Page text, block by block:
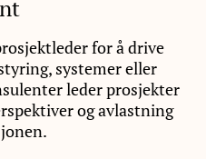
for å drive
systemer eller
leder prosjekter
og avlastning